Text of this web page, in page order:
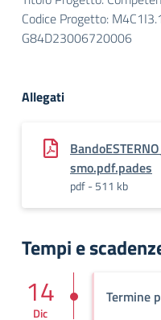
Codice Progetto:
G84D23006720006
Allegati
smo.pdf.pades
pdf - 511 kb
Tempi e
Termine
14
Dic